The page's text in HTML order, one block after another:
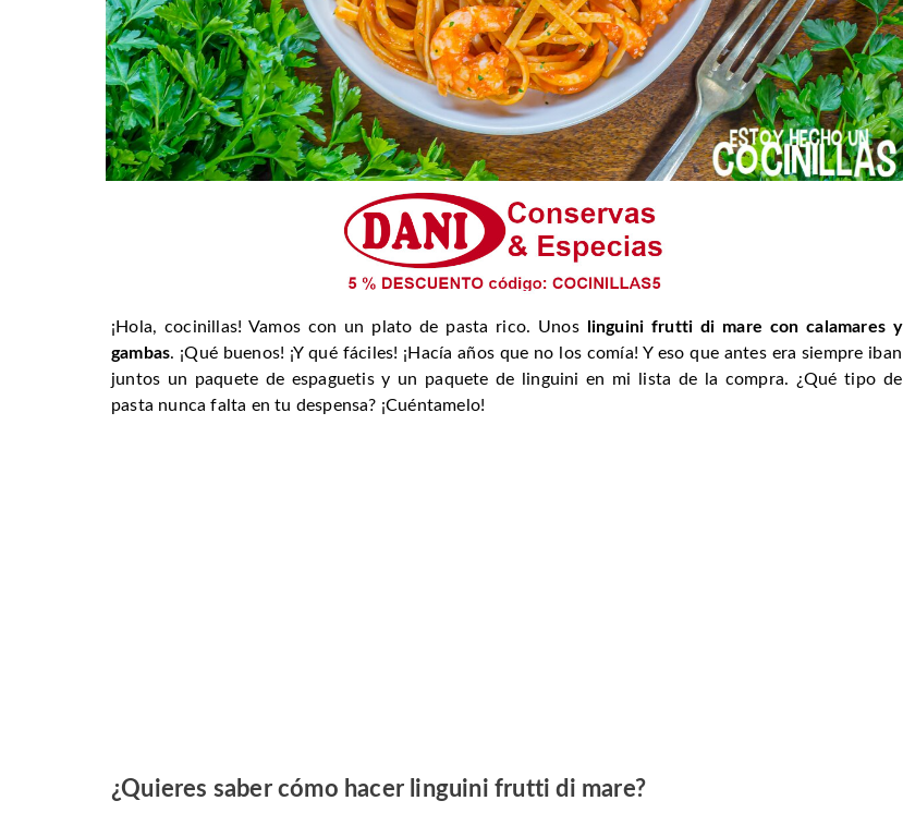
¡Hola, cocinillas! Vamos con un plato de pasta rico. Unos
linguini frutti di mare con calamares y
gambas. ¡Qué buenos! ¡Y qué fáciles! ¡Hacía años que no los comía! Y eso que antes era siempre iban
juntos un paquete de espaguetis y un paquete de linguini en mi lista de la compra. ¿Qué tipo de
pasta nunca falta en tu despensa? ¡Cuéntamelo!
¿Quieres saber cómo hacer linguini frutti di mare?